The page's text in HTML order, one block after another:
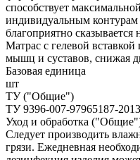
способствует
индивидуальным контурам
благоприятно
Матрас с гелевой
мышц и суставов, снижая
Базовая единица
шт
ТУ ("Общие")
ТУ 9396-007-97965187-2013
Уход и обработка
Следует производить
грязи. Ежедневная